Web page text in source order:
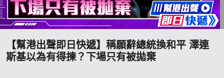
【幫港出聲即日快遞】稱願辭總統換和平 澤連
斯基以為有得揀？下場只有被拋棄